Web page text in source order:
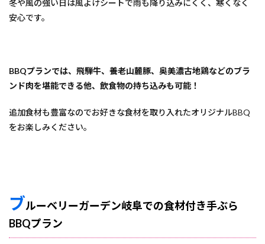
冬や風の強い日は風よけシートで雨も降り込みにくく、寒くなく
安心です。
BBQプランでは、飛騨牛、養老山麓豚、奥美濃古地鶏などのブラ
ンド肉を堪能できる他、飲食物の持ち込みも可能！
追加食材も豊富なのでお好きな食材を取り入れたオリジナルBBQ
をお楽しみください。
ブルーベリーガーデン岐阜での食材付き手ぶら
BBQプラン